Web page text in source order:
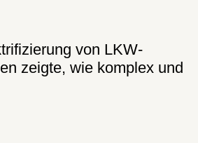
von LKW-
zeigte, wie komplex und